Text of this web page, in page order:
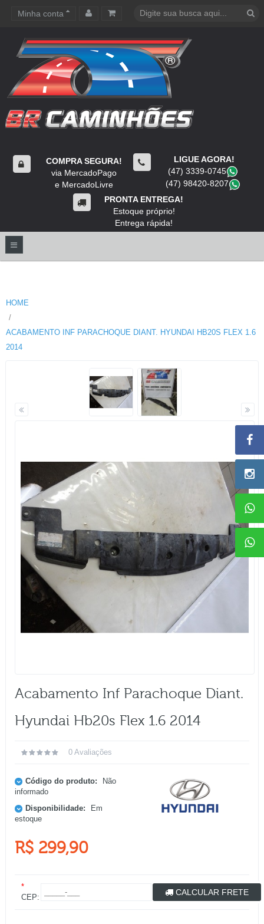
Minha conta
COMPRA SEGURA!
via MercadoPago
e MercadoLivre
LIGUE AGORA!
(47) 3339-0745
(47) 98420-8207
PRONTA ENTREGA!
Estoque próprio!
Entrega rápida!
HOME
ACABAMENTO INF PARACHOQUE DIANT. HYUNDAI HB20S FLEX 1.6
2014
Acabamento Inf Parachoque Diant.
Hyundai Hb20s Flex 1.6 2014
0 Avaliações
Código do produto:
Não
informado
Disponibilidade:
Em
estoque
R$ 299,90
*
CEP:
CALCULAR FRETE